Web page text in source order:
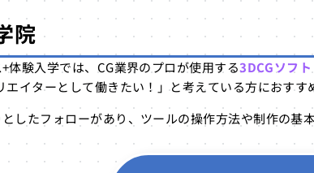
院
体験入学では、CG業界のプロが使用する3DCGソフト
エイターとして働きたい！」と考えている方におすす
したフォローがあり、ツールの操作方法や制作の基